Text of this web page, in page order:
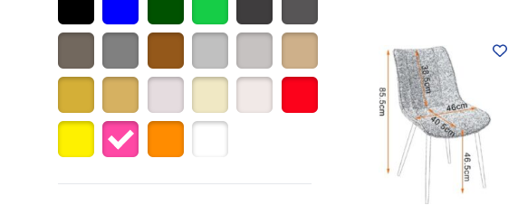
Zwart Blauw donkergroen
Groen DonkergrijsAntraciet grijs
taupe Grijs Bruin Zilver Licht grijsZandkleurig
Goud GoudkleurigCreme witBeige